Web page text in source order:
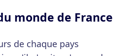
monde de France
de chaque pays